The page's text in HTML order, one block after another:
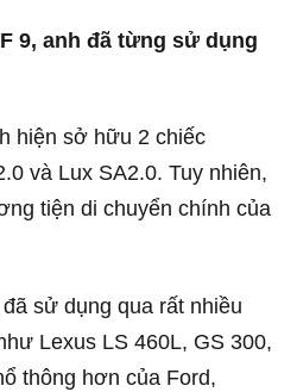
9, anh đã từng sử dụng
hiện sở hữu 2 chiếc
và Lux SA2.0. Tuy nhiên,
tiện di chuyển chính của
sử dụng qua rất nhiều
Lexus LS 460L, GS 300,
thông hơn của Ford,